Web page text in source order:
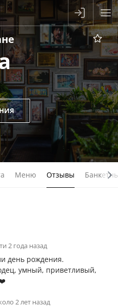
Меню Отзывы
2 года назад
день рождения.
умный, приветливый,
2 лет назад